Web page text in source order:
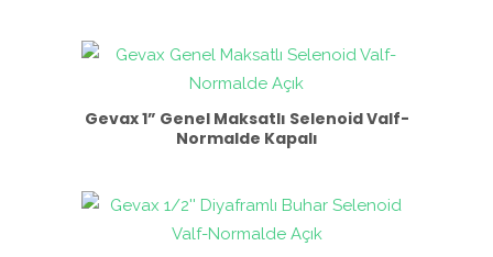
Gevax 1” Genel Maksatlı Selenoid Valf-
Normalde Kapalı